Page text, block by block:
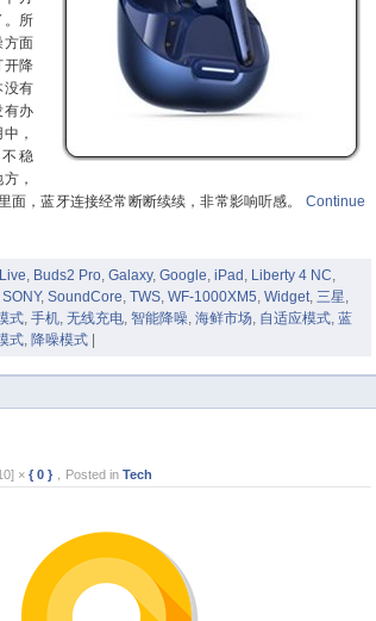
。所
方面
开降
没有
有办
，
稳
，
面，蓝牙连接经常断断续续，非常影响听感。 Continue
, Buds2 Pro, Galaxy, Google, iPad , Liberty 4 NC,
SONY, SoundCore, TWS, WF-1000XM5, Widget, 三星,
式, 手机, 无线充电, 智能降噪, 海鲜市场, 自适应模式, 蓝
式, 降噪模式
× { 0 } ，Posted in Tech